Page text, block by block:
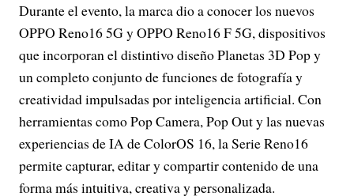
Durante el evento, la marca dio a conocer los nuevos
OPPO Reno16 5G y OPPO Reno16 F 5G, dispositivos
que incorporan el distintivo diseño Planetas 3D Pop y
un completo conjunto de funciones de fotografía y
creatividad impulsadas por inteligencia artificial. Con
herramientas como Pop Camera, Pop Out y las nuevas
experiencias de IA de ColorOS 16, la Serie Reno16
permite capturar, editar y compartir contenido de una
forma más intuitiva, creativa y personalizada.